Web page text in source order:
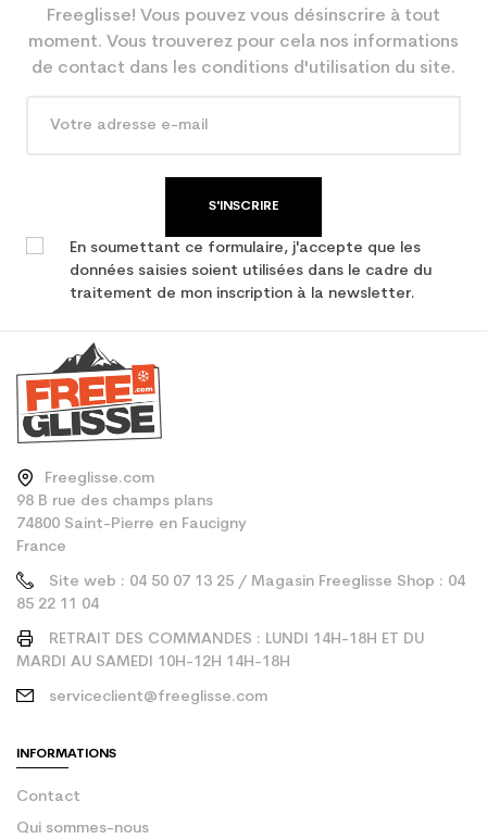
En achetant d'occasion :
Economie CO² (en kg)
3.9
Freeglisse! Vous pouvez vous désinscrire à tout
moment. Vous trouverez pour cela nos informations
de contact dans les conditions d'utilisation du site.
S'INSCRIRE
En soumettant ce formulaire, j'accepte que les
données saisies soient utilisées dans le cadre du
traitement de mon inscription à la newsletter.
Freeglisse.com
98 B rue des champs plans
74800 Saint-Pierre en Faucigny
France
Site web : 04 50 07 13 25 / Magasin Freeglisse Shop : 04
85 22 11 04
RETRAIT DES COMMANDES : LUNDI 14H-18H ET DU
MARDI AU SAMEDI 10H-12H 14H-18H
serviceclient@freeglisse.com
INFORMATIONS
Contact
Qui sommes-nous